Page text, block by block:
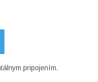
pripojením.